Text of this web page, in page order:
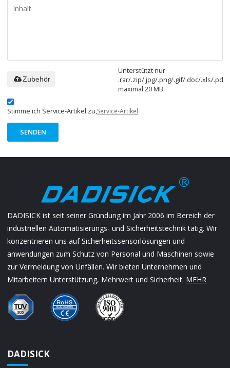
Unterstützt nur
.rar/.zip/.jpg/.png/.gif/.doc/.xls/.pdf,
maximal 20 MB
Zubehör
Stimme ich Service-Artikel zu,Service-Artikel
SENDEN
DADISICK ist seit seiner Gründung im Jahr 2006 im Bereich der
industriellen Automatisierungs- und Sicherheitstechnik tätig. Wir
konzentrieren uns auf Sicherheitssensorlösungen und -
anwendungen zum Schutz von Personal und Maschinen sowie
zur Vermeidung von Unfällen. Wir bieten Unternehmen und
Mitarbeitern Unterstützung, Mehrwert und Sicherheit. MEHR
DADISICK